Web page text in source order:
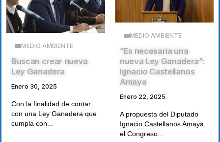
MEDIO AMBIENTE
Buscan crear nueva
Ley Ganadera
Enero 30, 2025
Con la finalidad de contar
con una Ley Ganadera que
cumpla con...
MEDIO AMBIENTE
”Es necesaria una
nueva Ley Ganadera”:
Ignacio Castellanos
Amaya
Enero 22, 2025
A propuesta del Diputado
Ignacio Castellanos Amaya,
el Congreso...